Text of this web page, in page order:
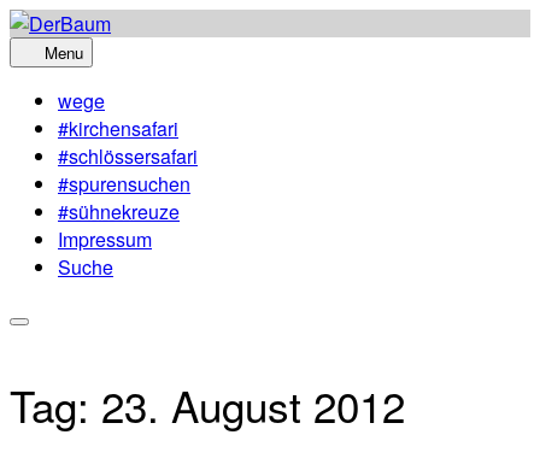
Skip
to
Menu
wege
#kirchensafari
#schlössersafari
#spurensuchen
#sühnekreuze
Impressum
Suche
Tag: 23. August 2012